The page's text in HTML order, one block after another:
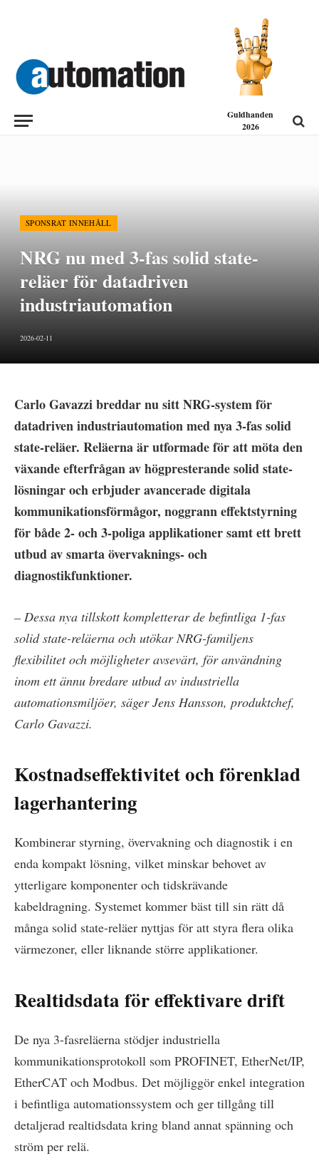
Guldhanden
2026
SPONSRAT INNEHÅLL
NRG nu med 3-fas solid state-
reläer för datadriven
industriautomation
2026-02-11
Carlo Gavazzi breddar nu sitt NRG-system för
datadriven industriautomation med nya 3-fas solid
state-reläer. Reläerna är utformade för att möta den
växande efterfrågan av högpresterande solid state-
lösningar och erbjuder avancerade digitala
kommunikationsförmågor, noggrann effektstyrning
för både 2- och 3-poliga applikationer samt ett brett
utbud av smarta övervaknings- och
diagnostikfunktioner.
– Dessa nya tillskott kompletterar de befintliga 1-fas
solid state-reläerna och utökar NRG-familjens
flexibilitet och möjligheter avsevärt, för användning
inom ett ännu bredare utbud av industriella
automationsmiljöer, säger Jens Hansson, produktchef,
Carlo Gavazzi.
Kostnadseffektivitet och förenklad
lagerhantering
Kombinerar styrning, övervakning och diagnostik i en
enda kompakt lösning, vilket minskar behovet av
ytterligare komponenter och tidskrävande
kabeldragning. Systemet kommer bäst till sin rätt då
många solid state-reläer nyttjas för att styra flera olika
värmezoner, eller liknande större applikationer.
Realtidsdata för effektivare drift
De nya 3-fasreläerna stödjer industriella
kommunikationsprotokoll som PROFINET, EtherNet/IP,
EtherCAT och Modbus. Det möjliggör enkel integration
i befintliga automationssystem och ger tillgång till
detaljerad realtidsdata kring bland annat spänning och
ström per relä.